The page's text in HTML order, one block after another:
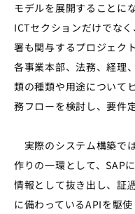
モデルを展開することに
ICTセクションだけでな
署も関与するプロジェク
各事業本部、法務、経理
類の種類や用途について
務フローを検討し、要件
実際のシステム構築で
作りの一環として、SAP
情報として抜き出し、証
に備わっているAPIを駆